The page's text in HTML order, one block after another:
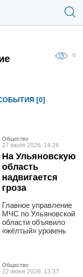
0
[0]
Общество
27 июля 2026, 14:26
На Ульяновскую
область
надвигается
гроза
Главное управление
МЧС по Ульяновской
области объявило
«жёлтый» уровень
Общество
22 июня 2026, 13:37